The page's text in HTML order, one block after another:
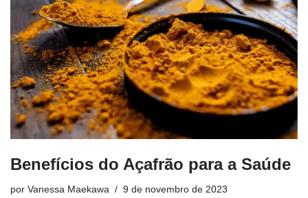
Benefícios do Açafrão para a Saúde
por Vanessa Maekawa 9 de novembro de 2023